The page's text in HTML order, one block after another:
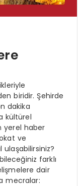
biridir. Şehirde
dakika
kültürel
yerel haber
ve
ulaşabilirsiniz?
farklı
dair
mecralar: